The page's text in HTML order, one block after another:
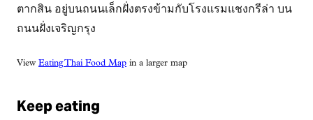
ตากสิน อยู่บนถนนเล็กฝั่งตรงข้ามกับโรงแรมแชงกรีล่า บน
ถนนฝั่งเจริญกรุง
View Eating Thai Food Map in a larger map
Keep eating